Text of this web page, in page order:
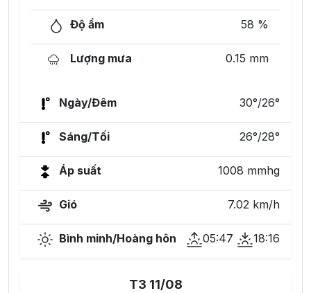
Độ ẩm 58 %
Lượng mưa 0.15 mm
Ngày/Đêm 30°/26°
Sáng/Tối 26°/28°
Áp suất 1008 mmhg
Gió 7.02 km/h
Bình minh/Hoàng hôn 05:47 18:16
T3 11/08